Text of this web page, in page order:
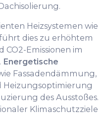
Heizsystemen wie
dies zu erhöhtem
Emissionen im
Energetische
Fassadendämmung,
des Ausstoßes.
Klimaschutzziele